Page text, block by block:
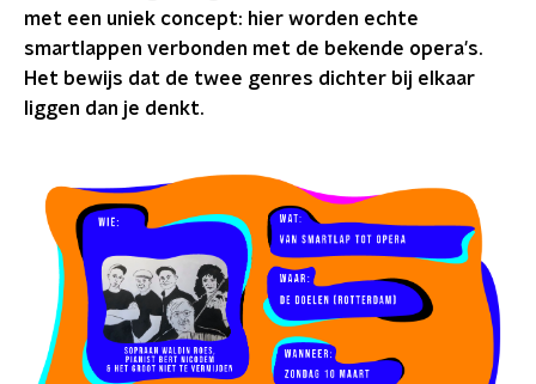
met een uniek concept: hier worden echte
smartlappen verbonden met de bekende opera's.
Het bewijs dat de twee genres dichter bij elkaar
liggen dan je denkt.